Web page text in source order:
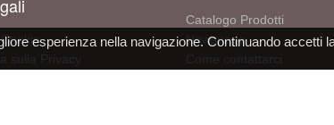
esperienza nella navigazione. Continuando accetti
Catalogo Prodotti
Newspage